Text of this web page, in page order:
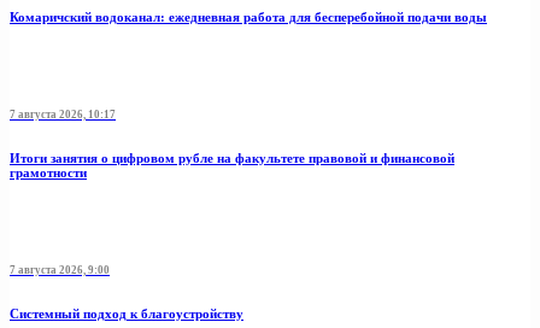
Комаричский водоканал: ежедневная работа для бесперебойной подачи воды
7 августа 2026, 10:17
Итоги занятия о цифровом рубле на факультете правовой и финансовой
грамотности
7 августа 2026, 9:00
Системный подход к благоустройству